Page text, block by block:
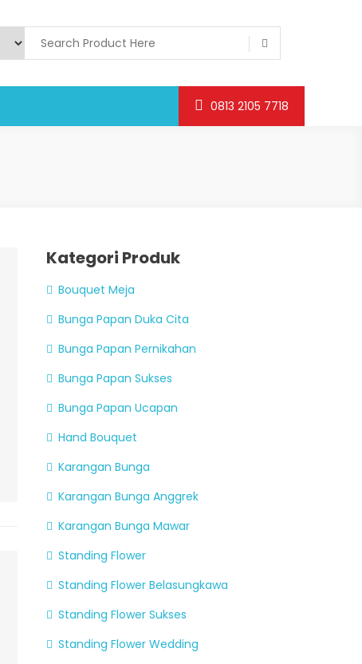
0813 2105 7718
Kategori Produk
Bouquet Meja
Bunga Papan Duka Cita
Bunga Papan Pernikahan
Bunga Papan Sukses
Bunga Papan Ucapan
Hand Bouquet
Karangan Bunga
Karangan Bunga Anggrek
Karangan Bunga Mawar
Standing Flower
Standing Flower Belasungkawa
Standing Flower Sukses
Standing Flower Wedding